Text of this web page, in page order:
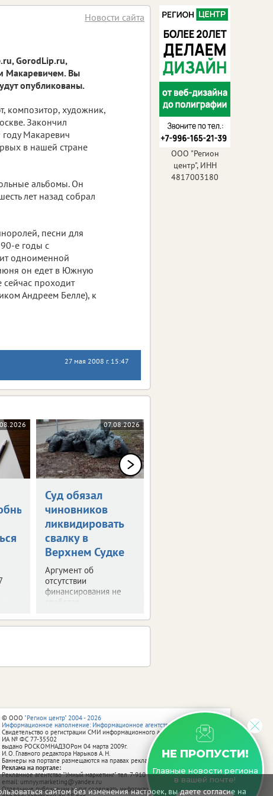
сайтом без изменения настроек, вы даете согласие на
Новости сайта
GorodLip.ru,
Макаревичем. Вы
опубликованы.
композитор, художник,
Закончил
Макаревич
в нашей стране
альбомы. Он
лет назад собрал
песни для
е годы с
одноименной
он едет в Южную
сейчас проходит
Андреем Белле), к
27 мая 2008 г. 15:47
07.08.2026
Суд обязал
чиновников
ликвидировать
свалку в
Верхнем Судке
Аргумент об
отсутствии
финансирования не
сработал.
ООО "Регион
центр", ИНН
4817003180
НЕ ПРОПУСТИ!
Главные новости региона
в вашей почте!
© ООО "Регион центр" 2004 - 2026
Информационное наполнение: Информационное агентство vRossii.ru
Свидетельство о регистрации СМИ информационного агентства vRossii.ru
ИА № ФС 77‑35502
выдано РОСКОМНАДЗОРом 04 марта 2009г.
И. О. Главного редактора Нарыков А. Н.
Баннеры на портале размещаются на правах рекламы.
Реклама на портале:
Рекламное агентство "Умный маркетинг" тел. 7-910-267-70-40,
email: umnyy.marketing@yandex.ru
Отдельные публикации могут содержать информацию, не предназначенную